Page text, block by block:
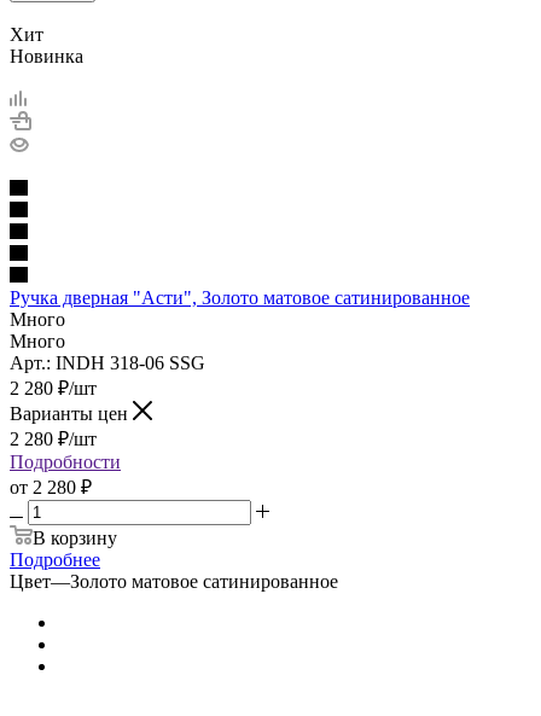
Хит
Новинка
Ручка дверная "Асти", Золото матовое сатинированное
Много
Много
Арт.: INDH 318-06 SSG
2 280 ₽/шт
Варианты цен
2 280 ₽/шт
Подробности
от 2 280 ₽
В корзину
Подробнее
Цвет—Золото матовое сатинированное